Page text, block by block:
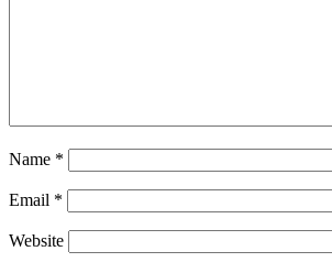
Name *
Email *
Website